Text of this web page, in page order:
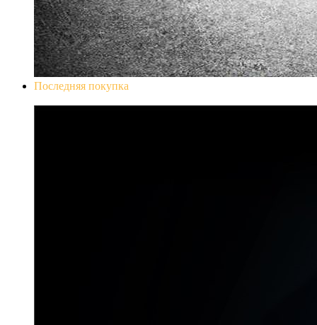
Последняя покупка